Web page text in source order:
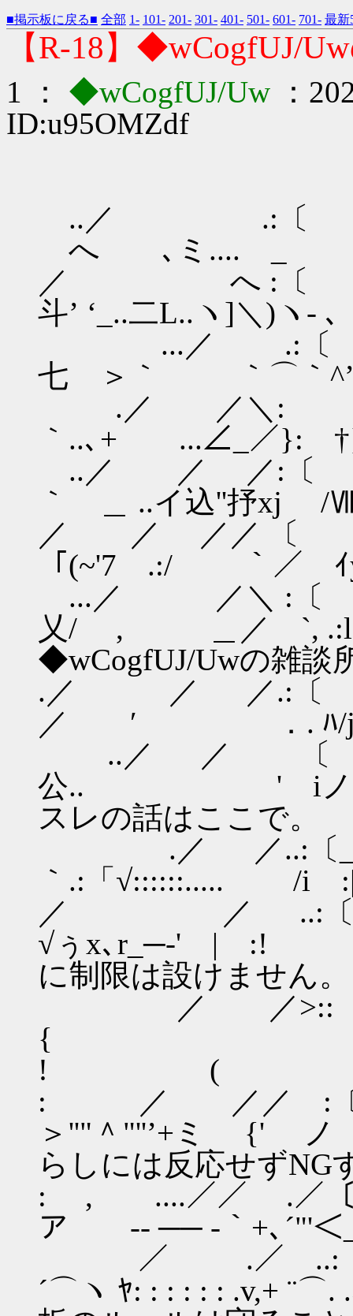
■掲示板に戻る■ 全部 1- 101- 201- 301- 401- 501- 601- 701- 最新
【R-18】◆wCogfUJ/
1 ： ◆wCogfUJ/Uw
：
ID:u95OMZdf
..／
へ ､ミ.... _
／ へ
斗’ ‘_..二L..ヽ]＼)ヽ- ､
...／ .:
七 ＞｀ ｀⌒｀
.／ ／
｀..､+ ...∠_／}:
..／ ／
｀ ＿ ..イ込''抒xj /
／ ／ ／
「(~'7 .:/ ｀／ ｲ
...／ ／＼ :
乂/ , ＿
◆wCogfUJ/Uwの雑談
.／ ／ ／.:〔
／ ′ ．. ﾊ/j
..／ ／
公.. ' i
スレの話はここで。
.／ ／..:〔
｀.:「√::::::..... /i
／ ／ ..:
√ぅx､r_─-'
に制限は設けません。
／ ／>::
{ ,､v'√:
! (
: ／ ／／ :
＞''"＾
らしには反応せずNG
: , ....／／ .
ア -‐ ── -｀+
／ .／ ..:〔
´⌒ヽ ﾔ: : : : : :